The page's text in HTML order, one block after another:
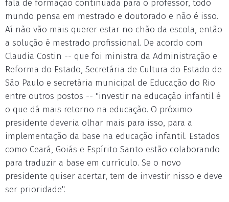
fala de formação continuada para o professor, todo
mundo pensa em mestrado e doutorado e não é isso.
Aí não vão mais querer estar no chão da escola, então
a solução é mestrado profissional. De acordo com
Claudia Costin -- que foi ministra da Administração e
Reforma do Estado, Secretária de Cultura do Estado de
São Paulo e secretária municipal de Educação do Rio
entre outros postos -- "investir na educação infantil é
o que dá mais retorno na educação. O próximo
presidente deveria olhar mais para isso, para a
implementação da base na educação infantil. Estados
como Ceará, Goiás e Espírito Santo estão colaborando
para traduzir a base em currículo. Se o novo
presidente quiser acertar, tem de investir nisso e deve
ser prioridade".